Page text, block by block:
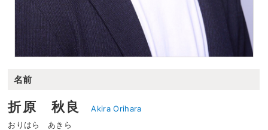
名前
折原 秋良
Akira Orihara
おりはら あきら